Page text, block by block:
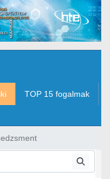
TOP 15 fogalmak